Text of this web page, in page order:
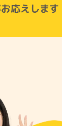
応えします